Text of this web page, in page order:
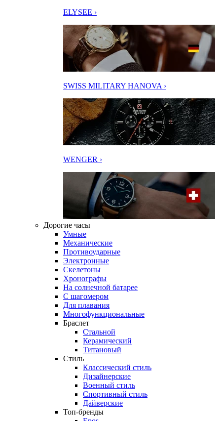
ELYSEE ›
SWISS MILITARY HANOVA ›
WENGER ›
Дорогие часы
Умные
Механические
Противоударные
Электронные
Скелетоны
Хронографы
На солнечной батарее
С шагомером
Для плавания
Многофункциональные
Браслет
Стальной
Керамический
Титановый
Стиль
Классический стиль
Дизайнерские
Военный стиль
Спортивный стиль
Дайверские
Топ-бренды